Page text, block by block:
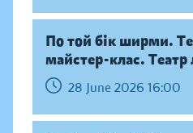
По той бік ширми.
майстер-клас. Театр
28 June 2026 16:00